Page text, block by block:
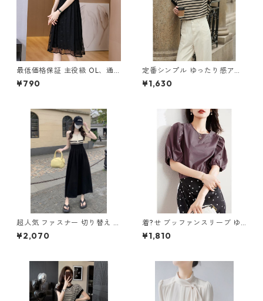
最低価格保証 主役級 OL、通
勤 エレガント ワンピース m-
602
¥790
定番シンプル ゆったり感アッ
プ エレガント ボーダー柄 半袖
Tシャツ m-248
¥1,630
超人気 ファスナー 切り替え ノ
ースリーブ ワンピース m-265
¥2,070
着?せ ブッファンスリーブ ゆ
ったりトップス m-257
¥1,810